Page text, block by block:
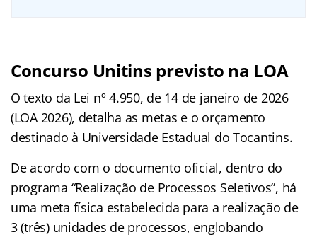
Concurso Unitins previsto na LOA
O texto da Lei nº 4.950, de 14 de janeiro de 2026
(LOA 2026), detalha as metas e o orçamento
destinado à Universidade Estadual do Tocantins.
De acordo com o documento oficial, dentro do
programa “Realização de Processos Seletivos”, há
uma meta física estabelecida para a realização de
3 (três) unidades de processos, englobando